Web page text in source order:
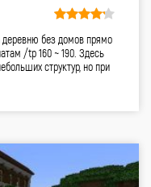
без домов прямо
/tp 160 ~ 190. Здесь
структур, но при